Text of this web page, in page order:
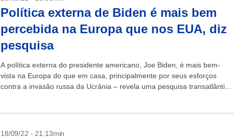
Política externa de Biden é mais bem
percebida na Europa que nos EUA, diz
pesquisa
A política externa do presidente americano, Joe Biden, é mais bem-
vista na Europa do que em casa, principalmente por seus esforços
contra a invasão russa da Ucrânia – revela uma pesquisa transatlântica
18/09/22 - 21:13min